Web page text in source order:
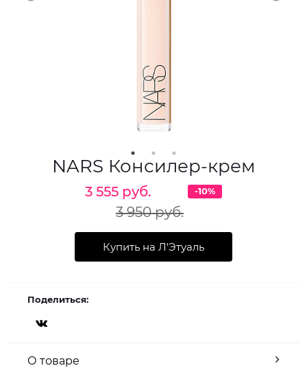
NARS Консилер-крем
3 555 руб.
3 950 руб.
-10%
Купить на Л'Этуаль
Поделиться:
О товаре